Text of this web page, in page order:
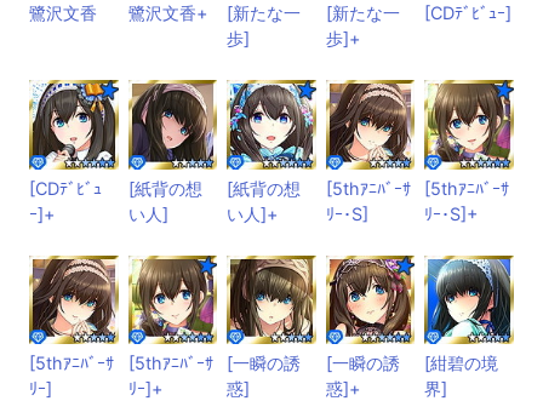
鷺沢文香 鷺沢文香+
[新たな一
歩]
[新たな一
歩]+
[CDﾃﾞﾋﾞｭｰ]
[CDﾃﾞﾋﾞｭ
ｰ]+
[紙背の想
い人]
[紙背の想
い人]+
[5thｱﾆﾊﾞｰｻ
ﾘｰ･S]
[5thｱﾆﾊﾞｰｻ
ﾘｰ･S]+
[5thｱﾆﾊﾞｰｻ
ﾘｰ]
[5thｱﾆﾊﾞｰｻ
ﾘｰ]+
[一瞬の誘
惑]
[一瞬の誘
惑]+
[紺碧の境
界]